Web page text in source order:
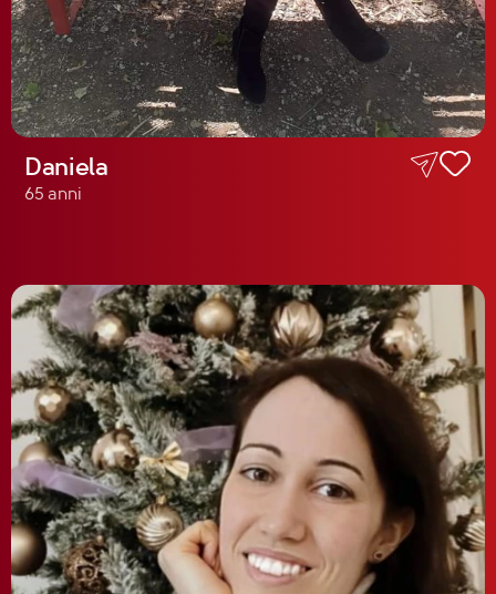
Daniela
65 anni